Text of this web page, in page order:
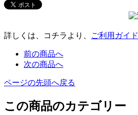
詳しくは、コチラより、 ご利用ガイド
前の商品へ
次の商品へ
ページの先頭へ戻る
この商品のカテゴリー